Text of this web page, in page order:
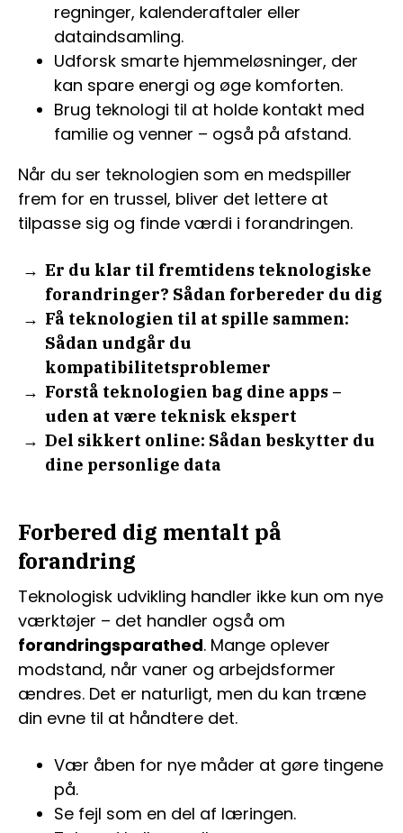
regninger, kalenderaftaler eller
dataindsamling.
Udforsk smarte hjemmeløsninger, der
kan spare energi og øge komforten.
Brug teknologi til at holde kontakt med
familie og venner – også på afstand.
Når du ser teknologien som en medspiller
frem for en trussel, bliver det lettere at
tilpasse sig og finde værdi i forandringen.
Er du klar til fremtidens teknologiske
forandringer? Sådan forbereder du dig
Få teknologien til at spille sammen:
Sådan undgår du
kompatibilitetsproblemer
Forstå teknologien bag dine apps –
uden at være teknisk ekspert
Del sikkert online: Sådan beskytter du
dine personlige data
Forbered dig mentalt på
forandring
Teknologisk udvikling handler ikke kun om nye
værktøjer – det handler også om
forandringsparathed. Mange oplever
modstand, når vaner og arbejdsformer
ændres. Det er naturligt, men du kan træne
din evne til at håndtere det.
Vær åben for nye måder at gøre tingene
på.
Se fejl som en del af læringen.